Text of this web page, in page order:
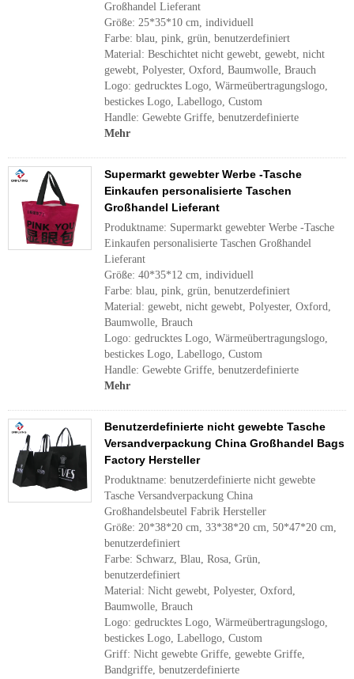
Großhandel Lieferant
Größe: 25*35*10 cm, individuell
Farbe: blau, pink, grün, benutzerdefiniert
Material: Beschichtet nicht gewebt, gewebt, nicht
gewebt, Polyester, Oxford, Baumwolle, Brauch
Logo: gedrucktes Logo, Wärmeübertragungslogo,
bestickes Logo, Labellogo, Custom
Handle: Gewebte Griffe, benutzerdefinierte
Mehr
Supermarkt gewebter Werbe -Tasche
Einkaufen personalisierte Taschen
Großhandel Lieferant
Produktname: Supermarkt gewebter Werbe -Tasche
Einkaufen personalisierte Taschen Großhandel
Lieferant
Größe: 40*35*12 cm, individuell
Farbe: blau, pink, grün, benutzerdefiniert
Material: gewebt, nicht gewebt, Polyester, Oxford,
Baumwolle, Brauch
Logo: gedrucktes Logo, Wärmeübertragungslogo,
bestickes Logo, Labellogo, Custom
Handle: Gewebte Griffe, benutzerdefinierte
Mehr
Benutzerdefinierte nicht gewebte Tasche
Versandverpackung China Großhandel Bags
Factory Hersteller
Produktname: benutzerdefinierte nicht gewebte
Tasche Versandverpackung China
Großhandelsbeutel Fabrik Hersteller
Größe: 20*38*20 cm, 33*38*20 cm, 50*47*20 cm,
benutzerdefiniert
Farbe: Schwarz, Blau, Rosa, Grün,
benutzerdefiniert
Material: Nicht gewebt, Polyester, Oxford,
Baumwolle, Brauch
Logo: gedrucktes Logo, Wärmeübertragungslogo,
bestickes Logo, Labellogo, Custom
Griff: Nicht gewebte Griffe, gewebte Griffe,
Bandgriffe, benutzerdefinierte